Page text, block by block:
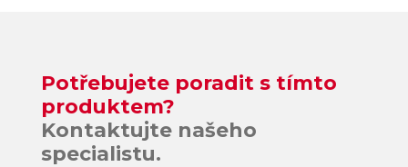
Potřebujete poradit s tímto
produktem?
Kontaktujte našeho
specialistu.